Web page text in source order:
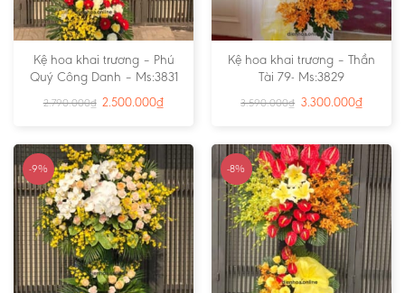
Kệ hoa khai trương – Phú
Quý Công Danh – Ms:3831
2.790.000₫ 2.500.000₫
Kệ hoa khai trương – Thần
Tài 79- Ms:3829
3.590.000₫ 3.300.000₫
-9% -8%